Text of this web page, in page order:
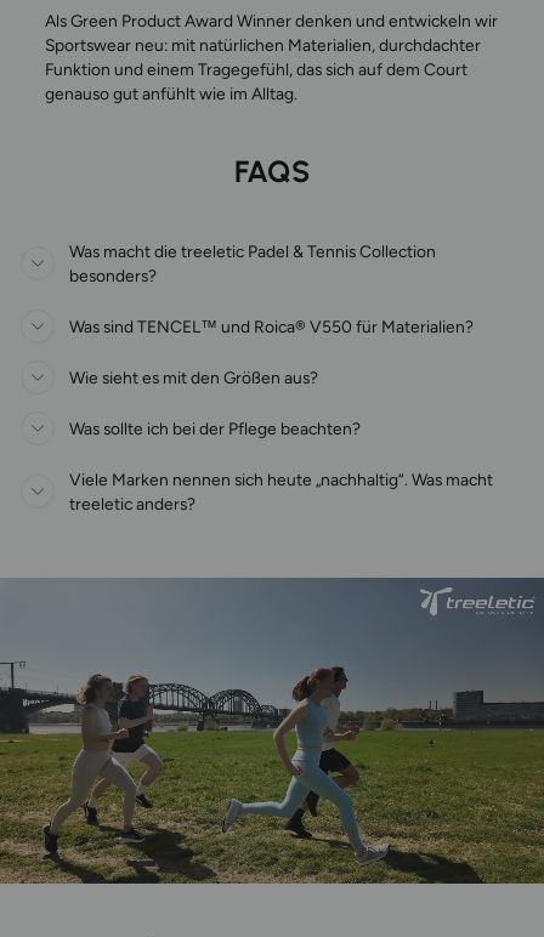
Als Green Product Award Winner denken und entwickeln wir
Sportswear neu: mit natürlichen Materialien, durchdachter
Funktion und einem Tragegefühl, das sich auf dem Court
genauso gut anfühlt wie im Alltag.
FAQS
Was macht die treeletic Padel & Tennis Collection
besonders?
Was sind TENCEL™ und Roica® V550 für Materialien?
Wie sieht es mit den Größen aus?
Was sollte ich bei der Pflege beachten?
Viele Marken nennen sich heute „nachhaltig“. Was macht
treeletic anders?